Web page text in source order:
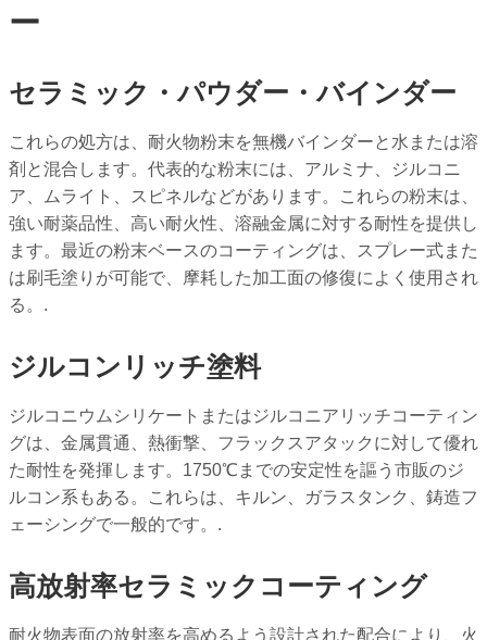
ー
セラミック・パウダー・バインダー
これらの処方は、耐火物粉末を無機バインダーと水または溶
剤と混合します。代表的な粉末には、アルミナ、ジルコニ
ア、ムライト、スピネルなどがあります。これらの粉末は、
強い耐薬品性、高い耐火性、溶融金属に対する耐性を提供し
ます。最近の粉末ベースのコーティングは、スプレー式また
は刷毛塗りが可能で、摩耗した加工面の修復によく使用され
る。.
ジルコンリッチ塗料
ジルコニウムシリケートまたはジルコニアリッチコーティン
グは、金属貫通、熱衝撃、フラックスアタックに対して優れ
た耐性を発揮します。1750℃までの安定性を謳う市販のジ
ルコン系もある。これらは、キルン、ガラスタンク、鋳造フ
ェーシングで一般的です。.
高放射率セラミックコーティング
耐火物表面の放射率を高めるよう設計された配合により、火